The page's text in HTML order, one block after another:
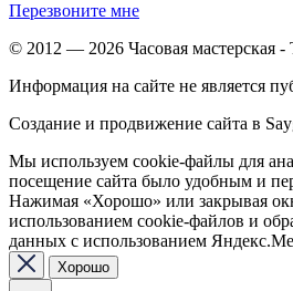
Перезвоните мне
© 2012 — 2026 Часовая мастерская -
Информация на сайте не является
Создание и продвижение сайта в
Мы используем cookie-файлы для
посещение сайта было удобным и
Нажимая «Хорошо» или закрывая
использованием cookie-файлов и
данных с использованием
Хорошо